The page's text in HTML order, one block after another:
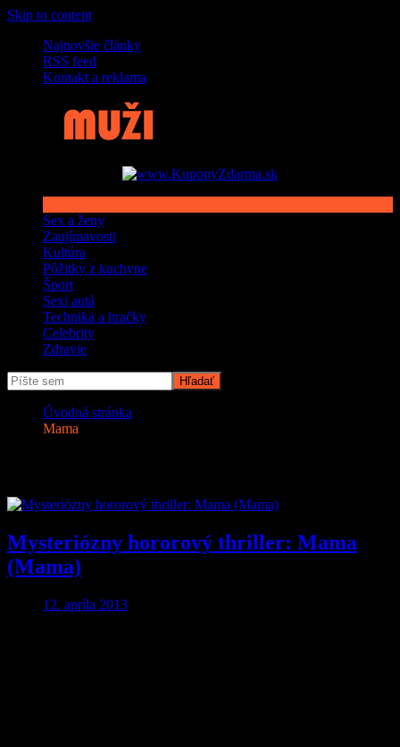
Skip to content
Najnovšie články
RSS feed
Kontakt a reklama
Sex a ženy
Zaujímavosti
Kultúra
Pôžitky z kuchyne
Šport
Sexi autá
Technika a hračky
Celebrity
Zdravie
Úvodná stránka
Mama
Mysteriózny hororový thriller: Mama
(Mama)
12. apríla 2013